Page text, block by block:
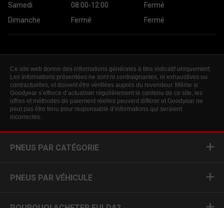
Samedi
08:00-12:00
Fermé
Dimanche
Fermé Fermé
Ce site web donne des informations générales à titre indicatif uniquement.
Les informations présentées ne sont ni contraignantes, ni exhaustives ou
contractuelles, et doivent être vérifiées auprès du revendeur. Même si
Goodyear s’efforce d’actualiser régulièrement le contenu de ce site, les
offres et méthodes de paiement réelles peuvent différer et Goodyear ne
peut pas être tenu pour responsable d’informations qui seraient
incorrectes.
PNEUS PAR CATÉGORIE
PNEUS PAR VÉHICULE